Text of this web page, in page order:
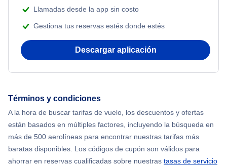
Flights from Nueva York to Mumbai
Flights from Shanghai to Nueva York
Flights from Nueva York to Hong Kong
Flights from Nueva York to Seúl
Llamadas desde la app sin costo
Gestiona tus reservas estés donde estés
Descargar aplicación
Términos y condiciones
A la hora de buscar tarifas de vuelo, los descuentos y ofertas
están basados en múltiples factores, incluyendo la búsqueda en
más de 500 aerolíneas para encontrar nuestras tarifas más
baratas disponibles. Los códigos de cupón son válidos para
ahorrar en reservas cualificadas sobre nuestras tasas de servicio